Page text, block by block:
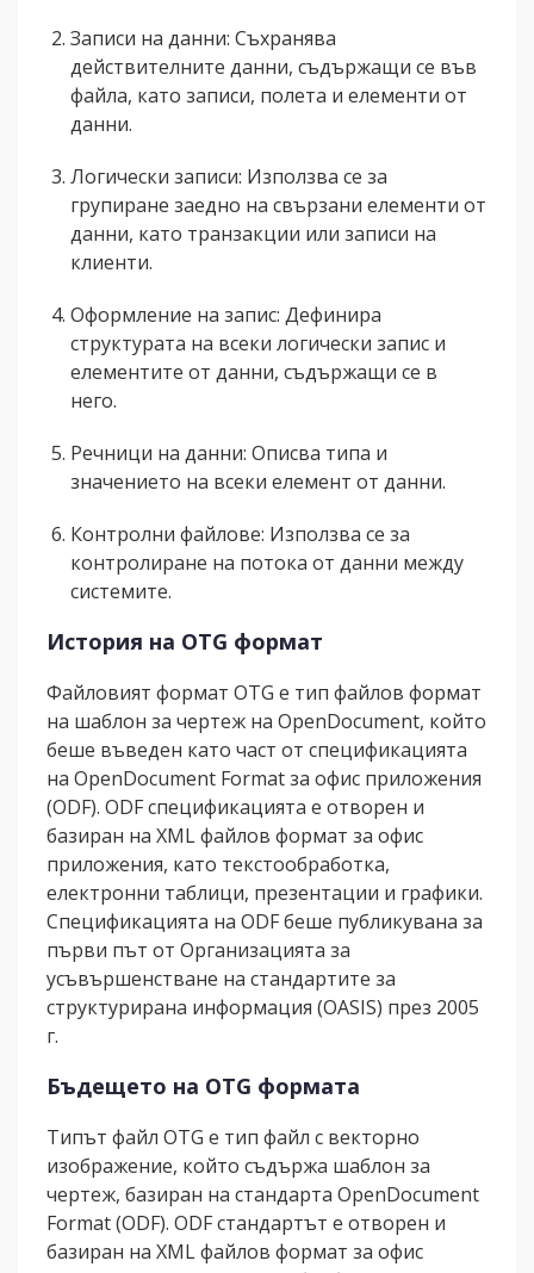
Записи на данни: Съхранява
действителните данни, съдържащи се във
файла, като записи, полета и елементи от
данни.
Логически записи: Използва се за
групиране заедно на свързани елементи от
данни, като транзакции или записи на
клиенти.
Оформление на запис: Дефинира
структурата на всеки логически запис и
елементите от данни, съдържащи се в
него.
Речници на данни: Описва типа и
значението на всеки елемент от данни.
Контролни файлове: Използва се за
контролиране на потока от данни между
системите.
История на OTG формат
Файловият формат OTG е тип файлов формат
на шаблон за чертеж на OpenDocument, който
беше въведен като част от спецификацията
на OpenDocument Format за офис приложения
(ODF). ODF спецификацията е отворен и
базиран на XML файлов формат за офис
приложения, като текстообработка,
електронни таблици, презентации и графики.
Спецификацията на ODF беше публикувана за
първи път от Организацията за
усъвършенстване на стандартите за
структурирана информация (OASIS) през 2005
г.
Бъдещето на OTG формата
Типът файл OTG е тип файл с векторно
изображение, който съдържа шаблон за
чертеж, базиран на стандарта OpenDocument
Format (ODF). ODF стандартът е отворен и
базиран на XML файлов формат за офис